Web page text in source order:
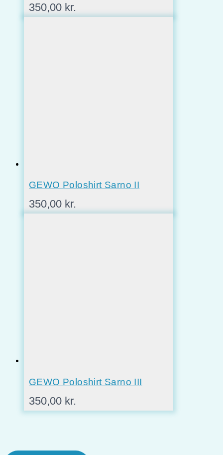
350,00 kr.
GEWO Poloshirt Sarno II
350,00 kr.
GEWO Poloshirt Sarno III
350,00 kr.